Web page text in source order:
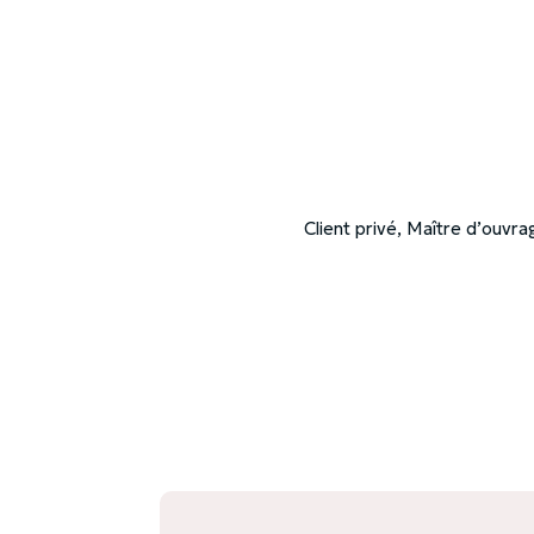
Client privé, Maître